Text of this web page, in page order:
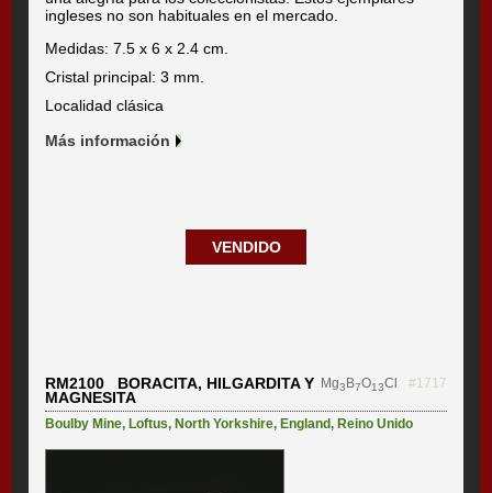
ingleses no son habituales en el mercado.
Medidas: 7.5 x 6 x 2.4 cm.
Cristal principal: 3 mm.
Localidad clásica
Más información
VENDIDO
RM2100 BORACITA, HILGARDITA Y
MAGNESITA
Mg3B7O13Cl #1717
Boulby Mine,Loftus,North Yorkshire,England,Reino Unido